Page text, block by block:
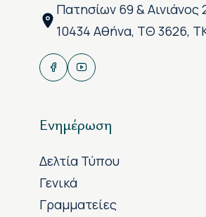
Πατησίων 69 & Αινιάνος
10434 Αθήνα, ΤΘ 3626,
Ενημέρωση
Δελτία Τύπου
Γενικά
Γραμματείες